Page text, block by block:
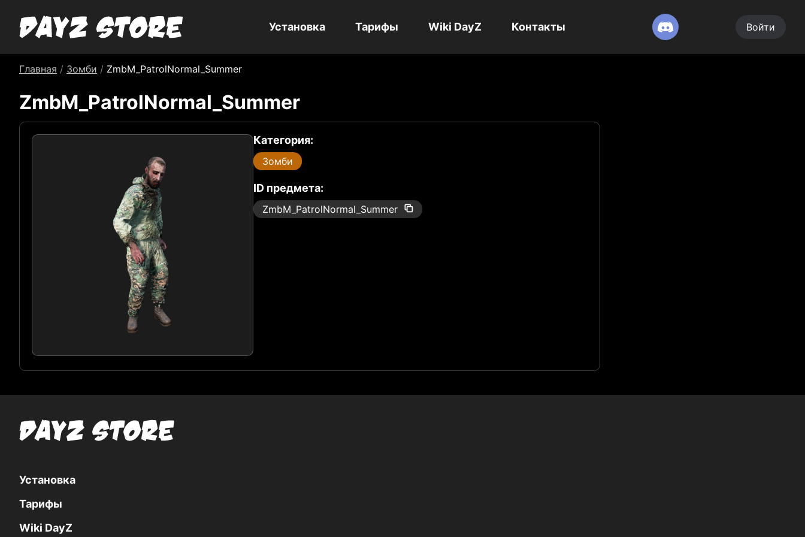
Установка Тарифы Wiki DayZ Контакты Войти
Главная / Зомби / ZmbM_PatrolNormal_Summer
ZmbM_PatrolNormal_Summer
Категория:
Зомби
ID предмета:
ZmbM_PatrolNormal_Summer
Установка
Тарифы
Wiki DayZ